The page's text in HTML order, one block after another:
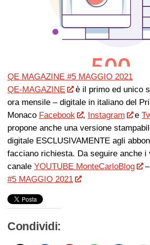
QE MAGAZINE #5 MAGGIO 2021
QE-MAGAZINE
è il primo ed unico
ora mensile – digitale in italiano del
Monaco Facebook , Instagram e
propone anche una versione
digitale ESCLUSIVAMENTE agli
facciano richiesta. Da seguire anche i
canale YOUTUBE MonteCarloBlog –
#5 MAGGIO 2021
Condividi: